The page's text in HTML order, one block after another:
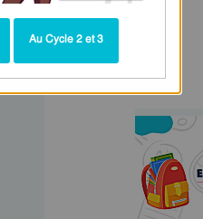
Au Cycle 2 et 3